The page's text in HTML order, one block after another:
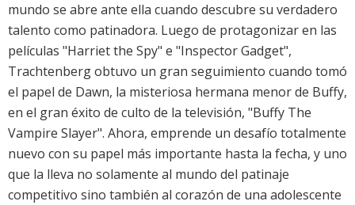
mundo se abre ante ella cuando descubre su verdadero
talento como patinadora. Luego de protagonizar en las
películas "Harriet the Spy" e "Inspector Gadget",
Trachtenberg obtuvo un gran seguimiento cuando tomó
el papel de Dawn, la misteriosa hermana menor de Buffy,
en el gran éxito de culto de la televisión, "Buffy The
Vampire Slayer". Ahora, emprende un desafío totalmente
nuevo con su papel más importante hasta la fecha, y uno
que la lleva no solamente al mundo del patinaje
competitivo sino también al corazón de una adolescente